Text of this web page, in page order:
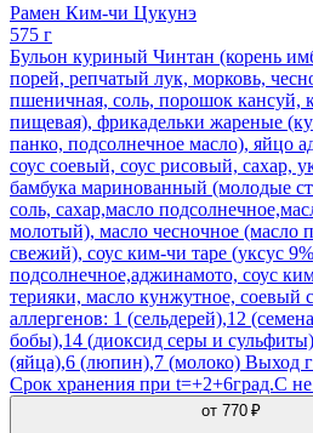
Рамен Ким-чи Цукунэ
575 г
Бульон куриный Чинтан (корень
порей, репчатый лук, морковь,
пшеничная, соль, порошок кансуй,
пищевая), фрикадельки жареные
панко, подсолнечное масло), яйцо
соус соевый, соус рисовый, сахар,
бамбука маринованный (молодые
соль, сахар,масло
молотый), масло чесночное (масло
свежий), соус ким-чи таре (уксус
подсолнечное,аджинамото, соус
терияки, масло кунжутное, соевый
аллергенов: 1 (сельдерей),12
бобы),14 (диоксид серы и
(яйца),6 (люпин),7 (молоко) Выход
Срок хранения при t=+2+6град.С не
от 770 ₽